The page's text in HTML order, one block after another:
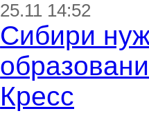
25.11 14:52
Сибири
Кресс